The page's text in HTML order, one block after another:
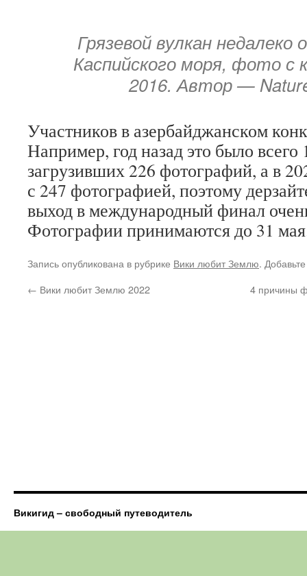
Грязевой вулкан
Каспийского моря, фото с
2016. Автор —
Участников в азербайджанском
Например, год назад это было всего
загрузивших 226 фотографий, а в
с 247 фотографией, поэтому
выход в международный финал
Фотографии принимаются до 31
Запись опубликована в рубрике Вики любит Землю.
← Вики любит Землю 2022 4 причины
Викигид – свободный путеводитель